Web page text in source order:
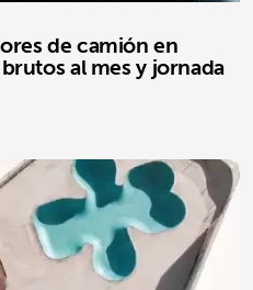
de camión en
al mes y jornada